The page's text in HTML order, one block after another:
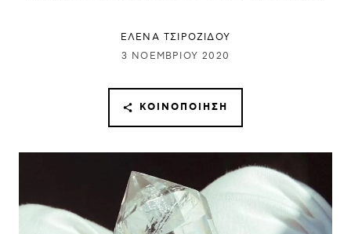
ΈΛΕΝΑ ΤΣΙΡΟΖΊΔΟΥ
3 ΝΟΕΜΒΡΊΟΥ 2020
ΚΟΙΝΟΠΟΊΗΣΗ